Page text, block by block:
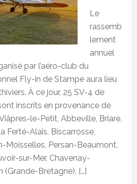
Le
rassemb
lement
annuel
par l’aéro-club du
Fly-in de Stampe aura lieu
À ce jour, 25 SV-4 de
inscrits en provenance de
le-Petit, Abbeville, Briare,
Ferté-Alais, Biscarrosse,
Moisselles, Persan-Beaumont,
sur-Mer, Chavenay-
(Grande-Bretagne), […]